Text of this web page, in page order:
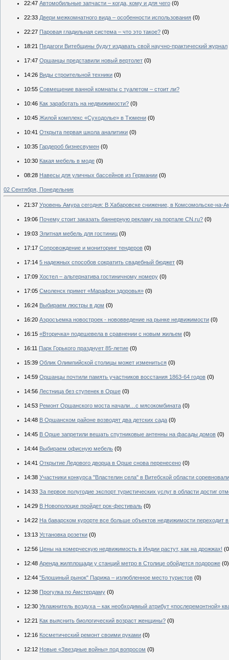
22:47 Автомобильные запчасти – когда, кому и для чего (0)
22:33 Двери межкомнатного вида – особенности использования (0)
22:27 Паровая гладильная система – что это такое? (0)
18:21 Педагоги Витебщины будут издавать свой научно-практический журнал
17:47 Оршанцы представили новый вертолет (0)
14:26 Виды строительной техники (0)
10:55 Совмещение ванной комнаты с туалетом – стоит ли?
10:46 Как заработать на недвижимости? (0)
10:45 Жилой комплекс «Суходолье» в Тюмени (0)
10:41 Открыта первая школа аналитики (0)
10:35 Гардероб бизнесвумен (0)
10:30 Какая мебель в моде (0)
08:28 Навесы для уличных бассейнов из Германии (0)
02 Сентября, Понедельник
21:37 Уровень Амура сегодня: В Хабаровске снижение, в Комсомольске-на-
19:06 Почему стоит заказать баннерную рекламу на портале CN.ru? (0)
19:03 Элитная мебель для гостиниц (0)
17:17 Сопровождение и мониторинг тендеров (0)
17:14 5 надежных способов сократить свадебный бюджет (0)
17:09 Хостел – альтернатива гостиничному номеру (0)
17:05 Смоленск примет «Марафон здоровья» (0)
16:24 Выбираем люстры в дом (0)
16:20 Аэросъемка новостроек - нововведение на рынке недвижимости (0)
16:15 «Вторичка» подешевела в сравнении с новым жильем (0)
16:11 Парк Горького празднует 85-летие (0)
15:39 Облик Олимпийской столицы может измениться (0)
14:59 Оршанцы почтили память участников восстания 1863-64 годов (0)
14:56 Лестница без ступенек в Орше (0)
14:53 Ремонт Оршанского моста начали…с мясокомбината (0)
14:48 В Оршанском районе возводят два детских сада (0)
14:45 В Орше запретили вешать спутниковые антенны на фасады домов (0)
14:44 Выбираем офисную мебель (0)
14:41 Открытие Ледового дворца в Орше снова перенесено (0)
14:38 Участники конкурса "Властелин села" в Витебской области
14:33 За первое полугодие экспорт туристических услуг в области достиг
14:29 В Новополоцке пройдет рок-фестиваль (0)
14:22 На баварском курорте все больше объектов недвижимости переходит
13:13 Установка розетки (0)
12:56 Цены на комерческую недвижимость в Индии растут, как на дрожжах!
12:48 Аренда жилплощади у станций метро в Столице обойдется подороже (0)
12:44 "Блошиный рынок" Парижа – излюбленное место туристов (0)
12:38 Прогулка по Амстердаму (0)
12:30 Увлажнитель воздуха – как необходимый атрибут «послеремонтной»
12:21 Как выяснить биологический возраст женщины? (0)
12:16 Косметический ремонт своими руками (0)
12:12 Новые «Звездные войны» под вопросом (0)